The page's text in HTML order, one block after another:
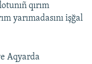
qırım
yarımadasını işğal
Aqyarda